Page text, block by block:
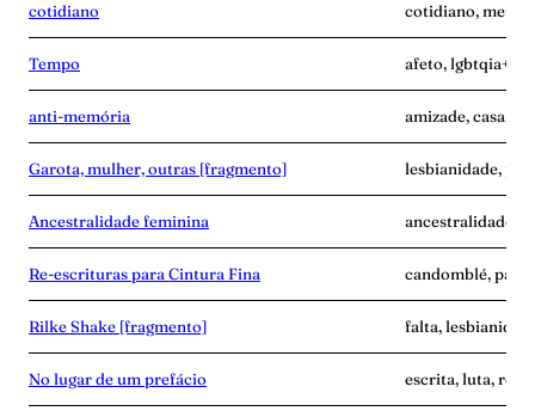
cotidiano cotidiano,
Tempo afeto, lgbtqia+,
anti-memória amizade, casa,
Garota, mulher, outras [fragmento] lesbianidade,
Ancestralidade feminina ancestralidade,
Re-escrituras para Cintura Fina candomblé,
Rilke Shake [fragmento] falta,
No lugar de um prefácio escrita, luta,